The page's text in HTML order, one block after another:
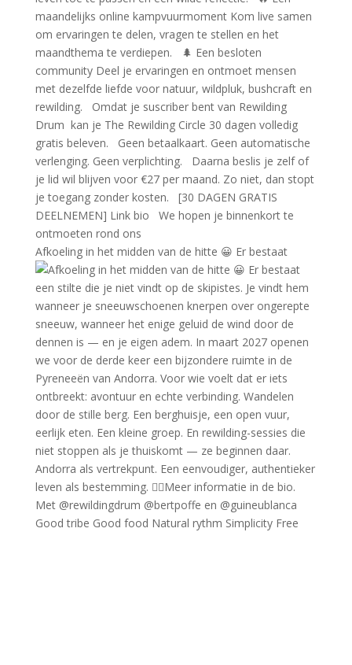
Afkoeling in het midden van de hitte 😀 Er bestaat
Good tribe Good food Natural rythm Simplicity Free